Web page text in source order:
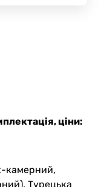
ціни:
камерний,
Турецька